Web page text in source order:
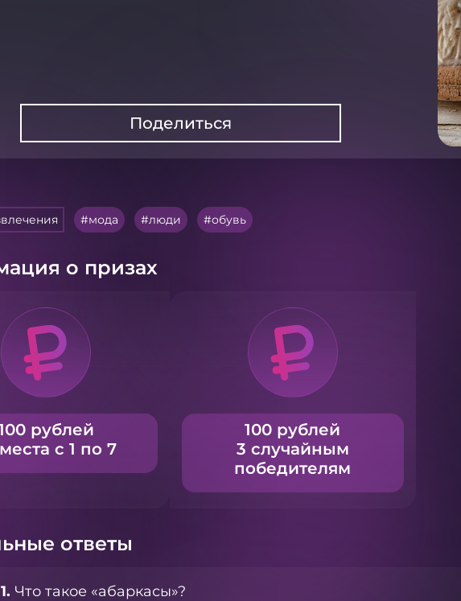
Поделиться
мода люди обувь
о призах
рублей
с 1 по 7
100 рублей
3 случайным
победителям
ответы
Что такое «абаркасы»?